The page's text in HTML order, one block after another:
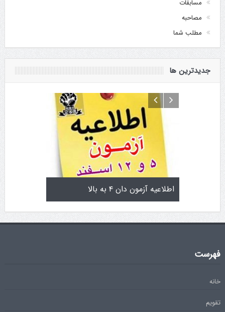
مسابقات
مصاحبه
مطلب شما
جدیدترین ها
اطلاعیه آزمون دان ۴ به تولد کایچو سن سی گوگن یاماگوچی
فهرست
خانه
تقویم